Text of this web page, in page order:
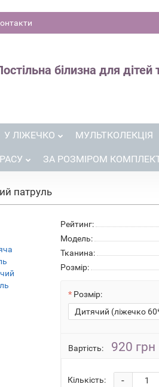
білизна для
У ЛІЖЕЧКО МУЛЬТКОЛЕКЦІЯ
ЗА РОЗМІРОМ
патруль
Рейтинг:
Модель:
Тканина:
Розмір:
Розмір:
Дитячий (ліжечко
Вартість: 920 грн
Кількість: -